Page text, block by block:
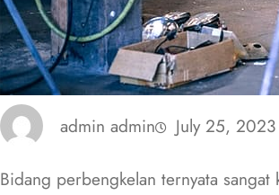
admin admin July 25, 2023
Bidang perbengkelan ternyata sangat